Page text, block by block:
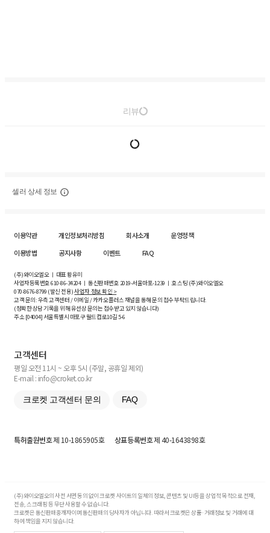
리뷰
셀러 상세 정보
이용약관 개인정보처리방침 회사소개
운영정책
이용방법
공지사항 이벤트 FAQ
(주)와이오엘오 ㅣ 대표 황유미
사업자등록번호610-86-34204ㅣ 통신판매번호 2019-서울마포-1239 ㅣ 호스팅 (주)와이오엘오
070-8676-8799 (발신 전용)사업자 정보 확인 >
고객 문의: 우측 고객센터 / 이메일 / 카카오플러스 채널을 통해 문의 접수 부탁드립니다.
(정확한 상담 기록을 위해 유선상 문의는 접수받고 있지 않습니다)
주소 [04004] 서울특별시 마포구 월드컵로10길5-6
고객센터
평일 오전 11시 ~ 오후 5시 (주말, 공휴일 제외)
E-mail : info@croket.co.kr
크로켓 고객센터 문의 FAQ
특허출원번호제 10-1865905호 상표등록번호제 40-1643898호
(주)와이오엘오의 사전 서면 동의 없이 크로켓 사이트의 일체의 정보, 콘텐츠 및 UI등을 상업적 목적으로 전재,
전송, 스크래핑 등 무단 사용할 수 없습니다.
크로켓은 통신판매중개자이며 통신판매의 당사자가 아닙니다. 따라서 크로켓은 상품·거래정보 및 거래에 대
하여 책임을 지지 않습니다.